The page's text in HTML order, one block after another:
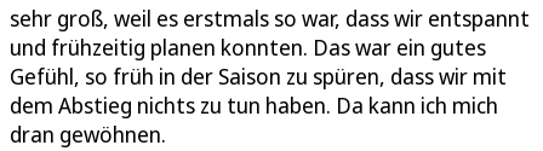
sehr groß, weil es erstmals so war, dass wir entspannt
und frühzeitig planen konnten. Das war ein gutes
Gefühl, so früh in der Saison zu spüren, dass wir mit
dem Abstieg nichts zu tun haben. Da kann ich mich
dran gewöhnen.